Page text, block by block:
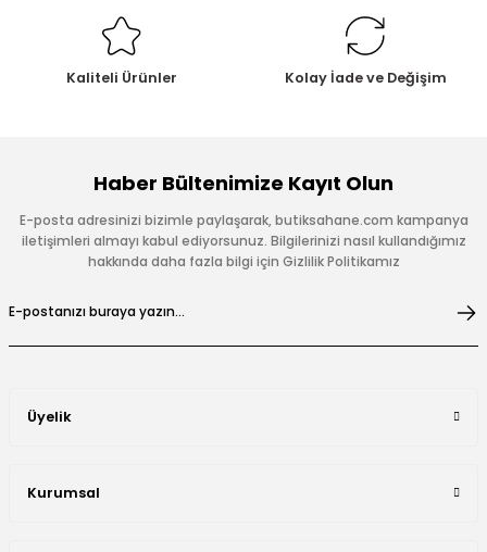
Kaliteli Ürünler Kolay İade ve Değişim
Haber Bültenimize Kayıt Olun
E-posta adresinizi bizimle paylaşarak, butiksahane.com kampanya
iletişimleri almayı kabul ediyorsunuz. Bilgilerinizi nasıl kullandığımız
hakkında daha fazla bilgi için Gizlilik Politikamız
Üyelik
Kurumsal